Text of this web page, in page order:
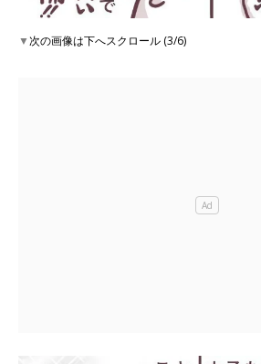
▼次の画像は下へスクロール (3/6)